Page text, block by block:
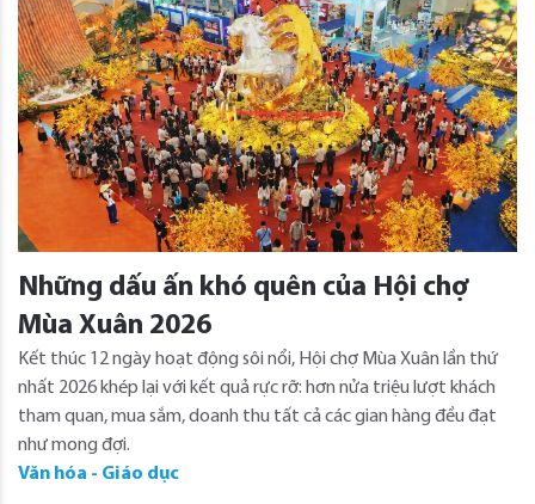
Những dấu ấn khó quên của Hội chợ
Mùa Xuân 2026
Kết thúc 12 ngày hoạt động sôi nổi, Hội chợ Mùa Xuân lần thứ
nhất 2026 khép lại với kết quả rực rỡ: hơn nửa triệu lượt khách
tham quan, mua sắm, doanh thu tất cả các gian hàng đều đạt
như mong đợi.
Văn hóa - Giáo dục